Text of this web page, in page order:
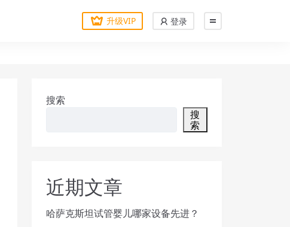
升级VIP 登录
搜索
搜
索
近期文章
哈萨克斯坦试管婴儿哪家设备先进？